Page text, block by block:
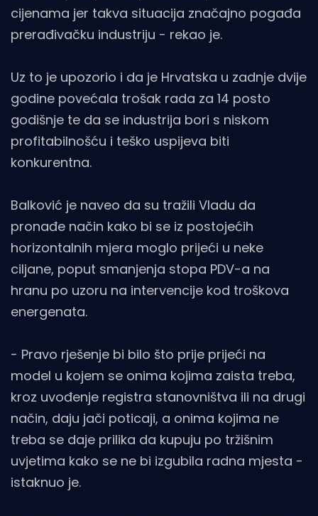
cijenama jer takva situacija značajno pogađa
prerađivačku industriju - rekao je.
Uz to je upozorio i da je Hrvatska u zadnje dvije
godine povećala trošak rada za 14 posto
godišnje te da se industrija bori s niskom
profitabilnošću i teško uspijeva biti
konkurentna.
Balković je naveo da su tražili Vladu da
pronađe način kako bi se iz postojećih
horizontalnih mjera moglo prijeći u neke
ciljane, poput smanjenja stopa PDV-a na
hranu po uzoru na intervencije kod troškova
energenata.
- Pravo rješenje bi bilo što prije prijeći na
model u kojem se onima kojima zaista treba,
kroz uvođenje registra stanovništva ili na drugi
način, daju jači poticaji, a onima kojima ne
treba se daje prilika da kupuju po tržišnim
uvjetima kako se ne bi izgubila radna mjesta -
istaknuo je.